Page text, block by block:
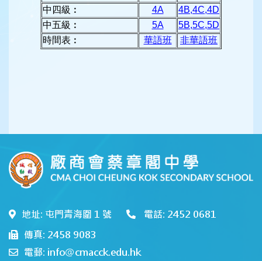
中四級︰
4A
4B,4C,4D
中五級︰
5A
5B,5C,5D
時間表︰
華語班 非華語班
地址: 屯門青海圍 1 號
電話: 2452 0681
傳真: 2458 9083
電郵: info@cmacck.edu.hk